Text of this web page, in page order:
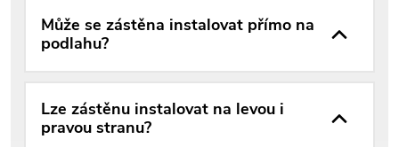
Může se zástěna instalovat přímo na
podlahu?
Lze zástěnu instalovat na levou i
pravou stranu?